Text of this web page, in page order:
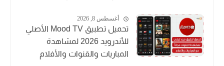
أغسطس 8, 2026
تحميل تطبيق Mood TV الأصلي
للأندرويد 2026 لمشاهدة
المباريات والقنوات والأفلام